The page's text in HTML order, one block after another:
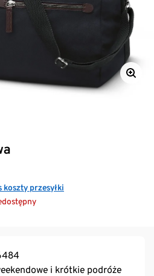
koszty przesyłki
i krótkie podróże